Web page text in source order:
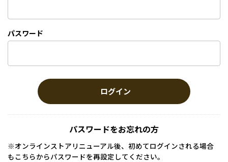
パスワード
ログイン
パスワードをお忘れの方
※オンラインストアリニューアル後、初めてログインされる場合
もこちらからパスワードを再設定してください。